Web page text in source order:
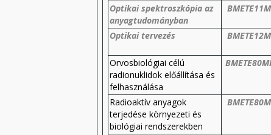
Optikai spektroszkópia az
anyagtudományban
Optikai tervezés
Orvosbiológiai célú
radionuklidok előállítása és
felhasználása
Radioaktív anyagok
terjedése környezeti és
biológiai rendszerekben